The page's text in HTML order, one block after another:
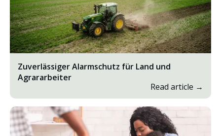
Zuverlässiger Alarmschutz für Land und
Agrararbeiter
Read article →